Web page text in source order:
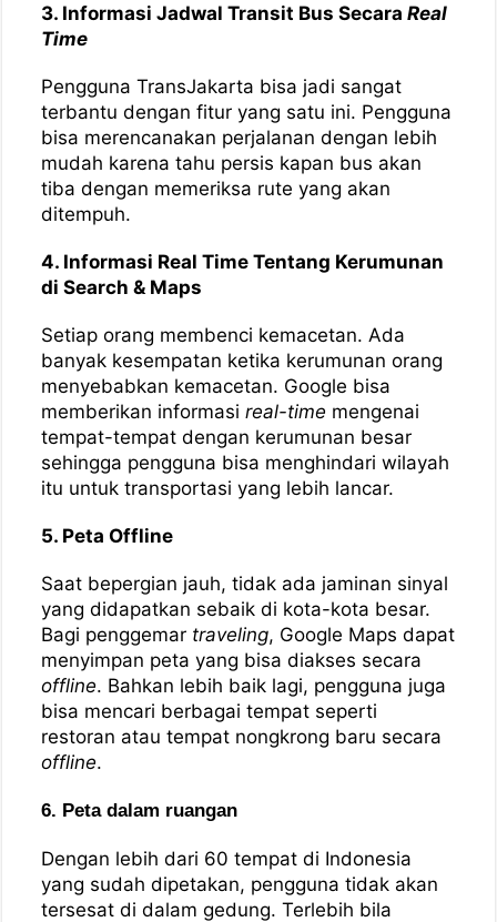
3. Informasi Jadwal Transit Bus SecaraReal
Time
Pengguna TransJakarta bisa jadi sangat
terbantu dengan fitur yang satu ini. Pengguna
bisa merencanakan perjalanan dengan lebih
mudah karena tahu persis kapan bus akan
tiba dengan memeriksa rute yang akan
ditempuh.
4. Informasi Real Time Tentang Kerumunan
di Search & Maps
Setiap orang membenci kemacetan. Ada
banyak kesempatan ketika kerumunan orang
menyebabkan kemacetan. Google bisa
memberikan informasireal-time mengenai
tempat-tempat dengan kerumunan besar
sehingga pengguna bisa menghindari wilayah
itu untuk transportasi yang lebih lancar.
5. Peta Offline
Saat bepergian jauh, tidak ada jaminan sinyal
yang didapatkan sebaik di kota-kota besar.
Bagi penggemar traveling, Google Maps dapat
menyimpan peta yang bisa diakses secara
offline. Bahkan lebih baik lagi, pengguna juga
bisa mencari berbagai tempat seperti
restoran atau tempat nongkrong baru secara
offline.
6. Peta dalam ruangan
Dengan lebih dari 60 tempat di Indonesia
yang sudah dipetakan, pengguna tidak akan
tersesat di dalam gedung. Terlebih bila